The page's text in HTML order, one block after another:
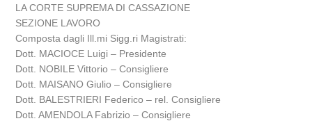
LA CORTE SUPREMA DI CASSAZIONE
SEZIONE LAVORO
Composta dagli Ill.mi Sigg.ri Magistrati:
Dott. MACIOCE Luigi – Presidente
Dott. NOBILE Vittorio – Consigliere
Dott. MAISANO Giulio – Consigliere
Dott. BALESTRIERI Federico – rel. Consigliere
Dott. AMENDOLA Fabrizio – Consigliere